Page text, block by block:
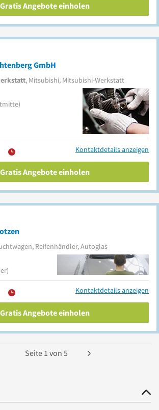
Gratis Angebote einholen
GmbH
, Mitsubishi, Mitsubishi-Werkstatt
Kontaktdetails anzeigen
Gratis Angebote einholen
Reifenhändler, Autoglas
Kontaktdetails anzeigen
Gratis Angebote einholen
Seite 1 von 5